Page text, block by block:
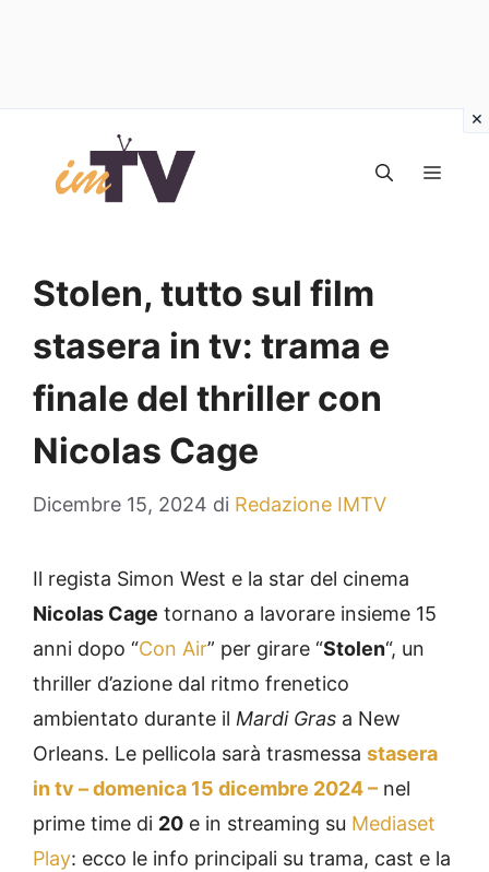
contenuto
Stolen, tutto sul film
stasera in tv: trama e
finale del thriller con
Nicolas Cage
Dicembre 15, 2024 di Redazione IMTV
Il regista Simon West e la star del cinema
Nicolas Cage tornano a lavorare insieme 15
anni dopo “Con Air” per girare “Stolen“, un
thriller d’azione dal ritmo frenetico
ambientato durante il Mardi Gras a New
Orleans. Le pellicola sarà trasmessa stasera
in tv – domenica 15 dicembre 2024 – nel
prime time di 20 e in streaming su Mediaset
Play: ecco le info principali su trama, cast e la